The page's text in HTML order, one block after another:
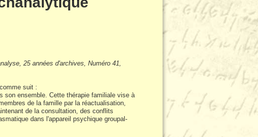
25 années d'archives, Numéro 41,
suit :
son ensemble. Cette thérapie familiale vise à
de la famille par la réactualisation,
de la consultation, des conflits
dans l'appareil psychique groupal-